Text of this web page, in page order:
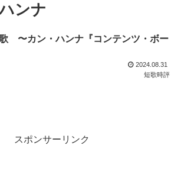
ンナ
〜カン・ハンナ『コンテンツ・ボー
2024.08.31
短歌時評
スポンサーリンク